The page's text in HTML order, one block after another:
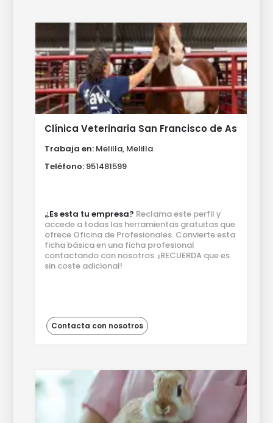
Clínica Veterinaria San Francisco de Asís
Trabaja en: Melilla, Melilla
Teléfono: 951481599
¿Es esta tu empresa? Reclama este perfil y
accede a todas las herramientas gratuitas que
ofrece Oficina de Profesionales. Convierte esta
ficha básica en una ficha profesional
contactando con nosotros. ¡RECUERDA que es
sin coste adicional!
Contacta con nosotros